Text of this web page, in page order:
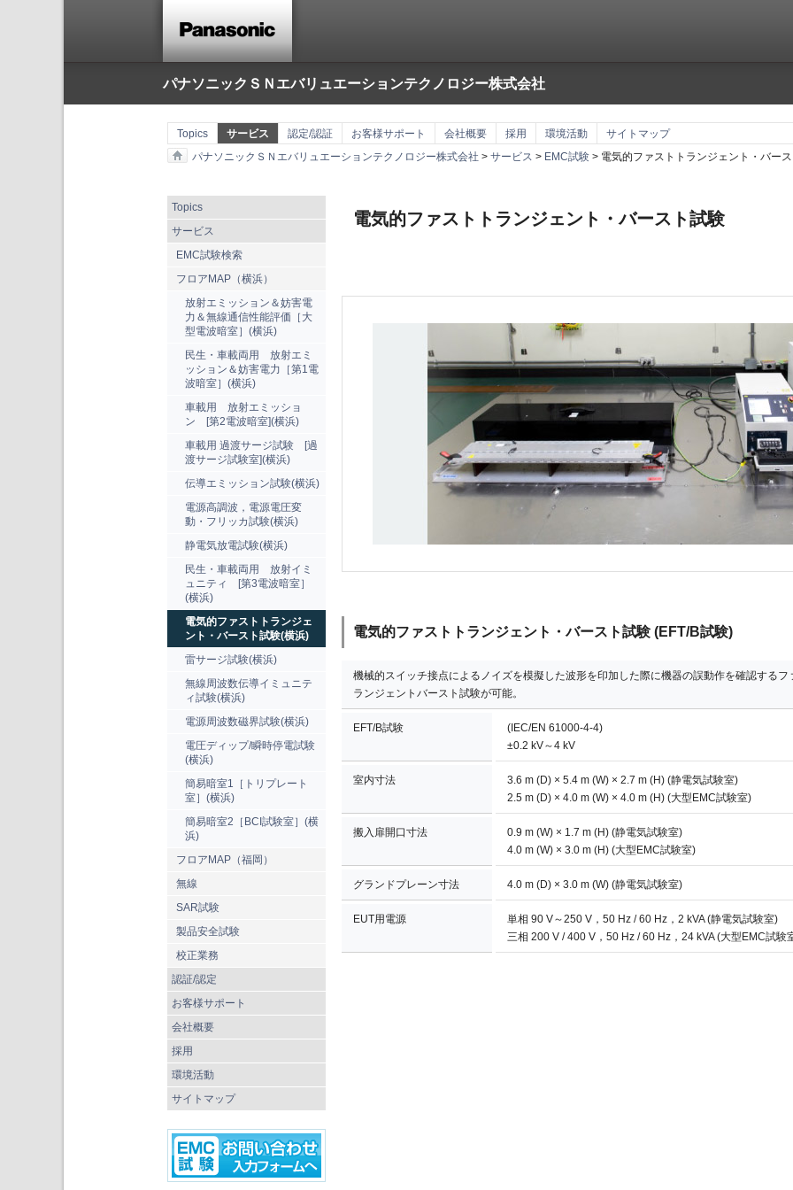
パナソニックＳＮエバリュエーションテクノロジー株式会社
Topics サービス 認定/認証 お客様サポート 会社概要 採用 環境活動
サイトマップ
パナソニックＳＮエバリュエーションテクノロジー株式会社 > サービス > EMC試験> 電気的ファストトランジェント・バー
Topics
サービス
EMC試験検索
フロアMAP（横浜）
放射エミッション＆妨害電
力＆無線通信性能評価［大
型電波暗室］(横浜)
民生・車載両用 放射エミ
ッション＆妨害電力［第1電
波暗室］(横浜)
車載用 放射エミッショ
ン [第2電波暗室](横浜)
車載用 過渡サージ試験 [過
渡サージ試験室](横浜)
伝導エミッション試験(横浜)
電源高調波，電源電圧変
動・フリッカ試験(横浜)
静電気放電試験(横浜)
民生・車載両用 放射イミ
ュニティ [第3電波暗室］
(横浜)
電気的ファストトランジェ
ント・バースト試験(横浜)
雷サージ試験(横浜)
無線周波数伝導イミュニテ
ィ試験(横浜)
電源周波数磁界試験(横浜)
電圧ディップ/瞬時停電試験
(横浜)
簡易暗室1［トリプレート
室］(横浜)
簡易暗室2［BCI試験室］(横
浜)
フロアMAP（福岡）
無線
SAR試験
製品安全試験
校正業務
認証/認定
お客様サポート
会社概要
採用
環境活動
サイトマップ
電気的ファストトランジェント・バースト試験
電気的ファストトランジェント・バースト試験 (EFT/B試験)
機械的スイッチ接点によるノイズを模擬した波形を印加した際に機器の誤動作を確認するフ
ランジェントバースト試験が可能。
EFT/B試験
(IEC/EN 61000-4-4)
±0.2 kV～4 kV
室内寸法
3.6 m (D) × 5.4 m (W) × 2.7 m (H) (静電気試験室)
2.5 m (D) × 4.0 m (W) × 4.0 m (H) (大型EMC試験室)
搬入扉開口寸法
0.9 m (W) × 1.7 m (H) (静電気試験室)
4.0 m (W) × 3.0 m (H) (大型EMC試験室)
グランドプレーン寸法 4.0 m (D) × 3.0 m (W) (静電気試験室)
EUT用電源
単相 90 V～250 V，50 Hz / 60 Hz，2 kVA (静電気試験室)
三相 200 V / 400 V，50 Hz / 60 Hz，24 kVA (大型EMC試験